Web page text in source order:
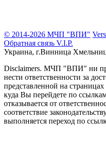
© 2014-2026 МЧП "ВПИ"
Обратная связь V.I.P.
Украина, г.Винница
Disclaimers. МЧП "ВПИ" ни при
нести ответственности за
представленной на
куда Вы перейдете по
отказывается от
соответствие
выполняется переход по